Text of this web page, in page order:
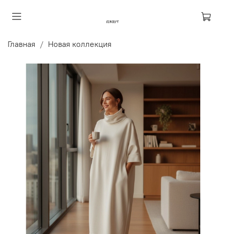
Главная Новая коллекция